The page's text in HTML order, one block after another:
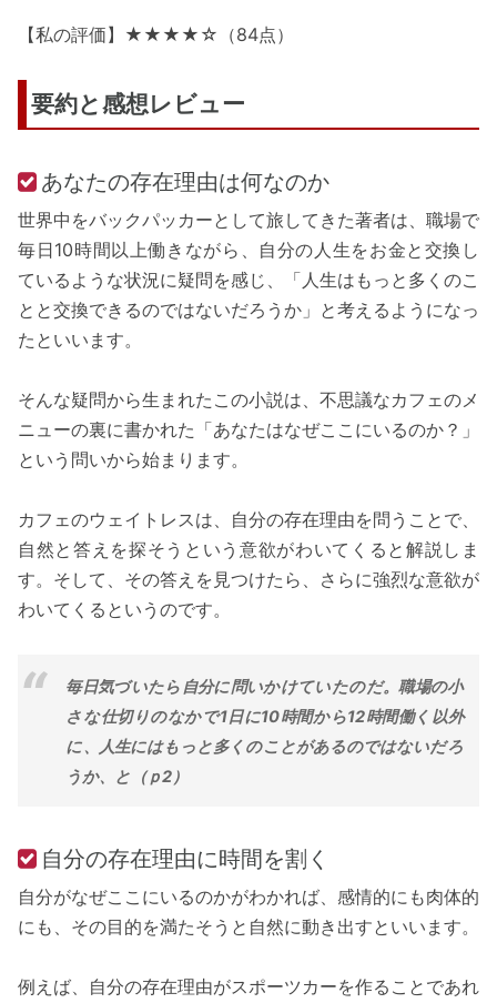
【私の評価】★★★★☆（84点）
要約と感想レビュー
あなたの存在理由は何なのか
世界中をバックパッカーとして旅してきた著者は、職場で
毎日10時間以上働きながら、自分の人生をお金と交換し
ているような状況に疑問を感じ、「人生はもっと多くのこ
とと交換できるのではないだろうか」と考えるようになっ
たといいます。
そんな疑問から生まれたこの小説は、不思議なカフェのメ
ニューの裏に書かれた「あなたはなぜここにいるのか？」
という問いから始まります。
カフェのウェイトレスは、自分の存在理由を問うことで、
自然と答えを探そうという意欲がわいてくると解説しま
す。そして、その答えを見つけたら、さらに強烈な意欲が
わいてくるというのです。
毎日気づいたら自分に問いかけていたのだ。職場の小
さな仕切りのなかで1日に10時間から12時間働く以外
に、人生にはもっと多くのことがあるのではないだろ
うか、と（ｐ2）
自分の存在理由に時間を割く
自分がなぜここにいるのかがわかれば、感情的にも肉体的
にも、その目的を満たそうと自然に動き出すといいます。
例えば、自分の存在理由がスポーツカーを作ることであれ